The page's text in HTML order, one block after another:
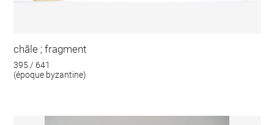
châle ; fragment
395 / 641
(époque byzantine)